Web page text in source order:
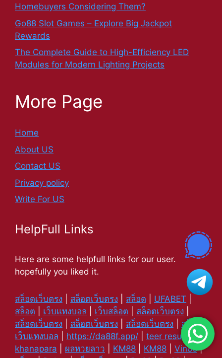
Homebuyers Considering Them?
Go88 Slot Games – Explore Big Jackpot
Rewards
The Complete Guide to High-Efficiency LED
Modules for Modern Lighting Projects
More Page
Home
About US
Contact US
Privacy policy
Write For US
HelpFull Links
Here are some helpfull links for our user.
hopefully you liked it.
สล็อตเว็บตรง สล็อตเว็บตรง สล็อต UFABET
สล็อต
เว็บแทงบอล เว็บสล็อต สล็อตเว็บตรง
สล็อตเว็บตรง
สล็อตเว็บตรง สล็อตเว็บตรง สล็อต|
เว็บแทงบอล
https://da88f.app/ teer result |
khanapara
ผลหวยลาว KM88 KM88 Vin88|